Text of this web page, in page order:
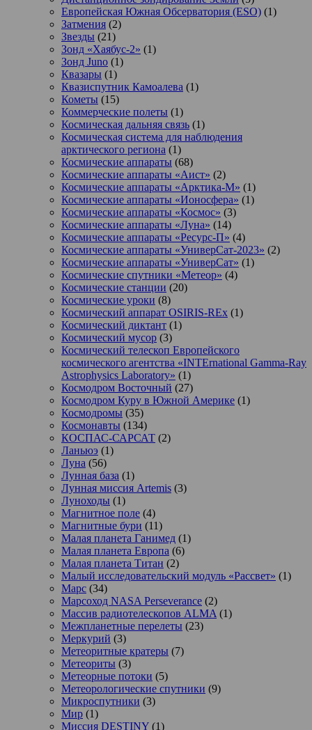
Европейская Южная Обсерватория (ESO) (1)
Затмения (2)
Звезды (21)
Зонд «Хаябус-2» (1)
Зонд Juno (1)
Квазары (1)
Квазиспутник Камоалева (1)
Кометы (15)
Коммерческие полеты (1)
Космическая дальняя связь (1)
Космическая система для наблюдения
арктического региона (1)
Космические аппараты (68)
Космические аппараты «Аист» (2)
Космические аппараты «Арктика-М» (1)
Космические аппараты «Ионосфера» (1)
Космические аппараты «Космос» (3)
Космические аппараты «Луна» (14)
Космические аппараты «Ресурс-П» (4)
Космические аппараты «УниверСат-2023» (2)
Космические аппараты «УниверСат» (1)
Космические спутники «Метеор» (4)
Космические станции (20)
Космические уроки (8)
Космический аппарат OSIRIS-REx (1)
Космический диктант (1)
Космический мусор (3)
Космический телескоп Европейского
космического агентства «INTErnational Gamma-Ray
Astrophysics Laboratory» (1)
Космодром Восточный (27)
Космодром Куру в Южной Америке (1)
Космодромы (35)
Космонавты (134)
КОСПАС-САРСАТ (2)
Ланьюэ (1)
Луна (56)
Лунная база (1)
Лунная миссия Artemis (3)
Луноходы (1)
Магнитное поле (4)
Магнитные бури (11)
Малая планета Ганимед (1)
Малая планета Европа (6)
Малая планета Титан (2)
Малый исследовательский модуль «Рассвет» (1)
Марс (34)
Марсоход NASA Perseverance (2)
Массив радиотелескопов ALMA (1)
Межпланетные перелеты (23)
Меркурий (3)
Метеоритные кратеры (7)
Метеориты (3)
Метеорные потоки (5)
Метеорологические спутники (9)
Микроспутники (3)
Мир (1)
Миссия DESTINY (1)